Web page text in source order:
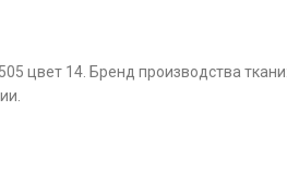
цвет 14. Бренд производства